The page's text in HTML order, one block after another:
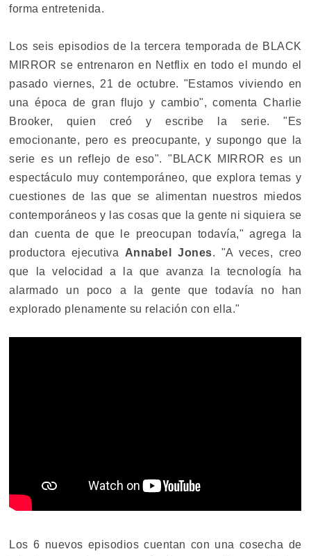
forma entretenida.
Los seis episodios de la tercera temporada de BLACK
MIRROR se entrenaron en Netflix en todo el mundo el
pasado viernes, 21 de octubre. "Estamos viviendo en
una época de gran flujo y cambio", comenta Charlie
Brooker, quien creó y escribe la serie. "Es
emocionante, pero es preocupante, y supongo que la
serie es un reflejo de eso". "BLACK MIRROR es un
espectáculo muy contemporáneo, que explora temas y
cuestiones de las que se alimentan nuestros miedos
contemporáneos y las cosas que la gente ni siquiera se
dan cuenta de que le preocupan todavía," agrega la
productora ejecutiva Annabel Jones. "A veces, creo
que la velocidad a la que avanza la tecnología ha
alarmado un poco a la gente que todavía no han
explorado plenamente su relación con ella."
Los 6 nuevos episodios cuentan con una cosecha de